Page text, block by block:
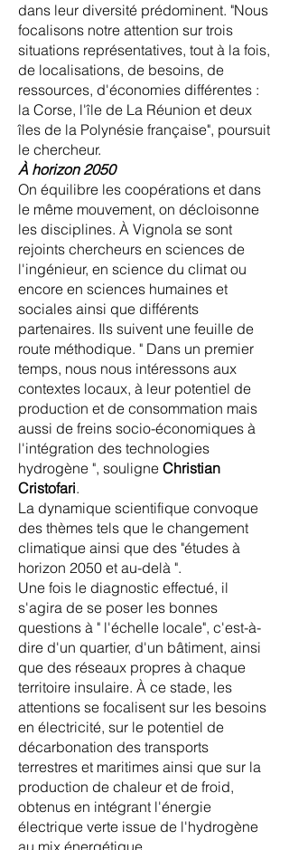
dans leur diversité prédominent. "Nous
focalisons notre attention sur trois
situations représentatives, tout à la fois,
de localisations, de besoins, de
ressources, d'économies différentes :
la Corse, l'île de La Réunion et deux
îles de la Polynésie française", poursuit
le chercheur.
À horizon 2050
On équilibre les coopérations et dans
le même mouvement, on décloisonne
les disciplines. À Vignola se sont
rejoints chercheurs en sciences de
l'ingénieur, en science du climat ou
encore en sciences humaines et
sociales ainsi que différents
partenaires. Ils suivent une feuille de
route méthodique. " Dans un premier
temps, nous nous intéressons aux
contextes locaux, à leur potentiel de
production et de consommation mais
aussi de freins socio-économiques à
l'intégration des technologies
hydrogène ", souligne Christian
Cristofari.
La dynamique scientifique convoque
des thèmes tels que le changement
climatique ainsi que des "études à
horizon 2050 et au-delà ".
Une fois le diagnostic effectué, il
s'agira de se poser les bonnes
questions à " l'échelle locale", c'est-à-
dire d'un quartier, d'un bâtiment, ainsi
que des réseaux propres à chaque
territoire insulaire. À ce stade, les
attentions se focalisent sur les besoins
en électricité, sur le potentiel de
décarbonation des transports
terrestres et maritimes ainsi que sur la
production de chaleur et de froid,
obtenus en intégrant l'énergie
électrique verte issue de l'hydrogène
au mix énergétique.